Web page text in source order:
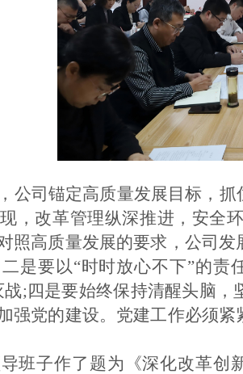
公司 锚定高质量发展目标，
，改革管理纵深推进，安全
照高质量发展的要求，公司
是要以“时时放心不下”的责
战;四是要始终保持清醒头脑，
强党的建设。党建工作必须
班子作了题为《深化改革创